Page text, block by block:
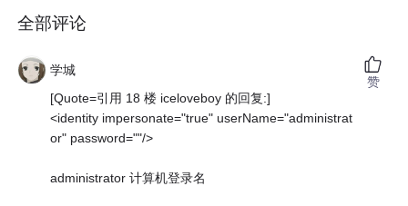
全部评论
学城
[Quote=引用 18 楼 iceloveboy 的回复:]
<identity impersonate="true" userName="administrat
or" password=""/>
administrator 计算机登录名
赞